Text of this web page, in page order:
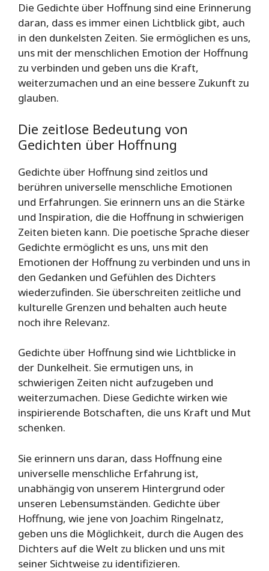
Die Gedichte über Hoffnung sind eine Erinnerung
daran, dass es immer einen Lichtblick gibt, auch
in den dunkelsten Zeiten. Sie ermöglichen es uns,
uns mit der menschlichen Emotion der Hoffnung
zu verbinden und geben uns die Kraft,
weiterzumachen und an eine bessere Zukunft zu
glauben.
Die zeitlose Bedeutung von
Gedichten über Hoffnung
Gedichte über Hoffnung sind zeitlos und
berühren universelle menschliche Emotionen
und Erfahrungen. Sie erinnern uns an die Stärke
und Inspiration, die die Hoffnung in schwierigen
Zeiten bieten kann. Die poetische Sprache dieser
Gedichte ermöglicht es uns, uns mit den
Emotionen der Hoffnung zu verbinden und uns in
den Gedanken und Gefühlen des Dichters
wiederzufinden. Sie überschreiten zeitliche und
kulturelle Grenzen und behalten auch heute
noch ihre Relevanz.
Gedichte über Hoffnung sind wie Lichtblicke in
der Dunkelheit. Sie ermutigen uns, in
schwierigen Zeiten nicht aufzugeben und
weiterzumachen. Diese Gedichte wirken wie
inspirierende Botschaften, die uns Kraft und Mut
schenken.
Sie erinnern uns daran, dass Hoffnung eine
universelle menschliche Erfahrung ist,
unabhängig von unserem Hintergrund oder
unseren Lebensumständen. Gedichte über
Hoffnung, wie jene von Joachim Ringelnatz,
geben uns die Möglichkeit, durch die Augen des
Dichters auf die Welt zu blicken und uns mit
seiner Sichtweise zu identifizieren.